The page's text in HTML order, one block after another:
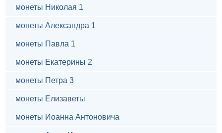
монеты Николая 1
монеты Александра 1
монеты Павла 1
монеты Екатерины 2
монеты Петра 3
монеты Елизаветы
монеты Иоанна Антоновича